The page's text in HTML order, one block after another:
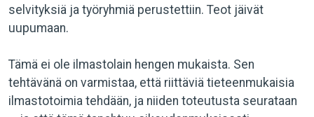
selvityksiä ja työryhmiä perustettiin. Teot jäivät
uupumaan.
Tämä ei ole ilmastolain hengen mukaista. Sen
tehtävänä on varmistaa, että riittäviä tieteenmukaisia
ilmastotoimia tehdään, ja niiden toteutusta seurataan